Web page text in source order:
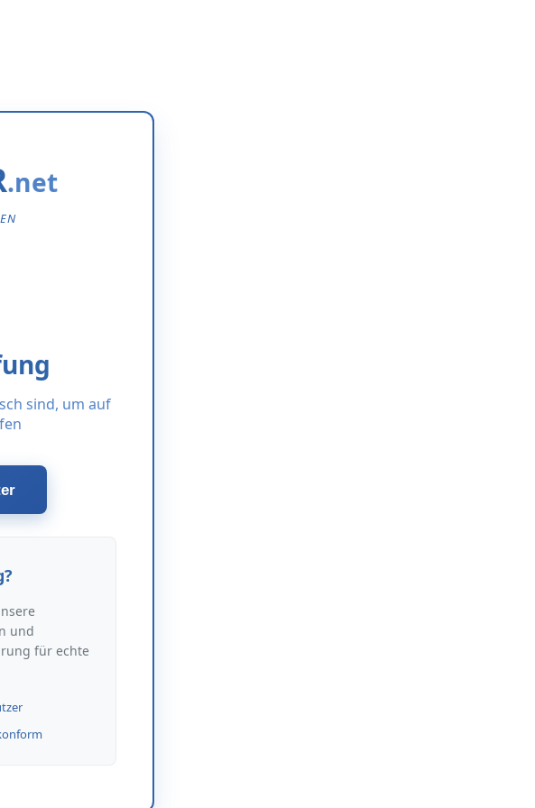
sind, um auf
und
für echte